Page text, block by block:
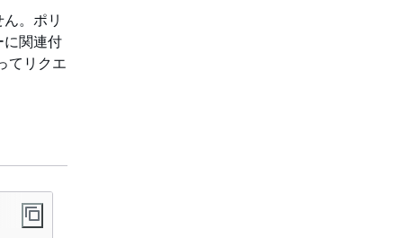
。ポリ
に関連付
てリクエ